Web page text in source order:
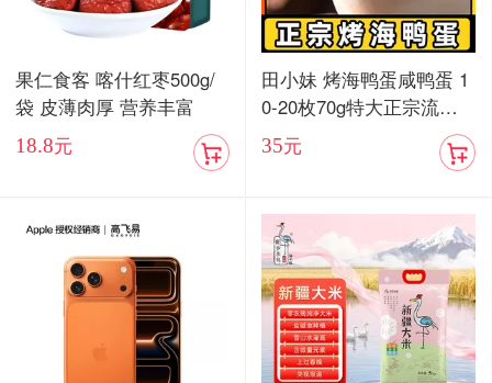
果仁食客 喀什红枣500g/
袋 皮薄肉厚 营养丰富
18.8元
田小妹 烤海鸭蛋咸鸭蛋 1
0-20枚70g特大正宗流油
烤海鸭蛋广东红树林整箱
包邮
35元